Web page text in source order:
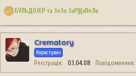
Р
а
к
ц
і
БУЛЬДОЗЕР та 3o3o 3aP}|{aBeJIu
Crematory
Користувач
Реєстрація 03.04.08 Повідомлення